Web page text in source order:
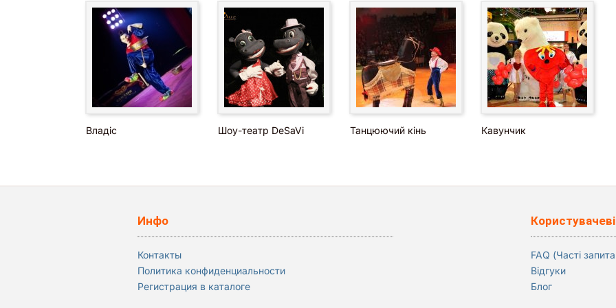
Владіс Шоу-театр DeSaVi Танцюючий кінь Кавунчик
Инфо
Контакты
Политика конфиденциальности
Регистрация в каталоге
Користувачеві
FAQ (Часті
Відгуки
Блог